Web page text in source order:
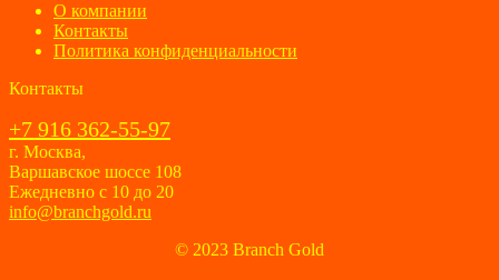
О компании
Контакты
Политика конфиденциальности
Контакты
+7 916 362-55-97
г. Москва,
Варшавское шоссе 108
Ежедневно с 10 до 20
info@branchgold.ru
© 2023 Branch Gold